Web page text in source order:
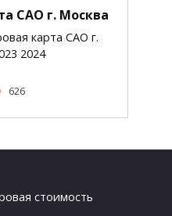
САО г. Москва
карта САО г.
2024
626
стоимость